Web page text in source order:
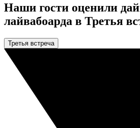
Наши гости оценили
лайвабоарда в Третья
Третья встреча